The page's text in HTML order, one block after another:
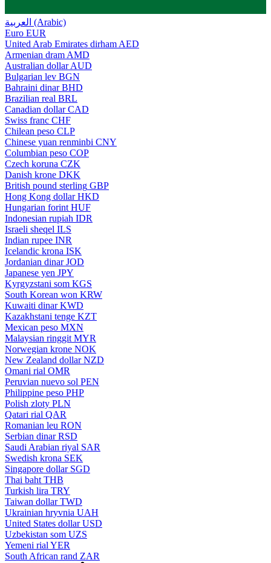
العربية (Arabic)
Euro EUR
United Arab Emirates dirham AED
Armenian dram AMD
Australian dollar AUD
Bulgarian lev BGN
Bahraini dinar BHD
Brazilian real BRL
Canadian dollar CAD
Swiss franc CHF
Chilean peso CLP
Chinese yuan renminbi CNY
Columbian peso COP
Czech koruna CZK
Danish krone DKK
British pound sterling GBP
Hong Kong dollar HKD
Hungarian forint HUF
Indonesian rupiah IDR
Israeli sheqel ILS
Indian rupee INR
Icelandic krona ISK
Jordanian dinar JOD
Japanese yen JPY
Kyrgyzstani som KGS
South Korean won KRW
Kuwaiti dinar KWD
Kazakhstani tenge KZT
Mexican peso MXN
Malaysian ringgit MYR
Norwegian krone NOK
New Zealand dollar NZD
Omani rial OMR
Peruvian nuevo sol PEN
Philippine peso PHP
Polish zloty PLN
Qatari rial QAR
Romanian leu RON
Serbian dinar RSD
Saudi Arabian riyal SAR
Swedish krona SEK
Singapore dollar SGD
Thai baht THB
Turkish lira TRY
Taiwan dollar TWD
Ukrainian hryvnia UAH
United States dollar USD
Uzbekistan som UZS
Yemeni rial YER
South African rand ZAR